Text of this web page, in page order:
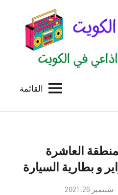
القائمة
العاشرة
سبتمبر 26, 2021